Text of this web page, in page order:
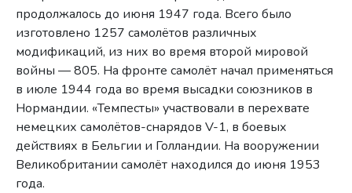
продолжалось до июня 1947 года. Всего было
изготовлено 1257 самолётов различных
модификаций, из них во время второй мировой
войны — 805. На фронте самолёт начал применяться
в июле 1944 года во время высадки союзников в
Нормандии. «Темпесты» участвовали в перехвате
немецких самолётов-снарядов V-1, в боевых
действиях в Бельгии и Голландии. На вооружении
Великобритании самолёт находился до июня 1953
года.